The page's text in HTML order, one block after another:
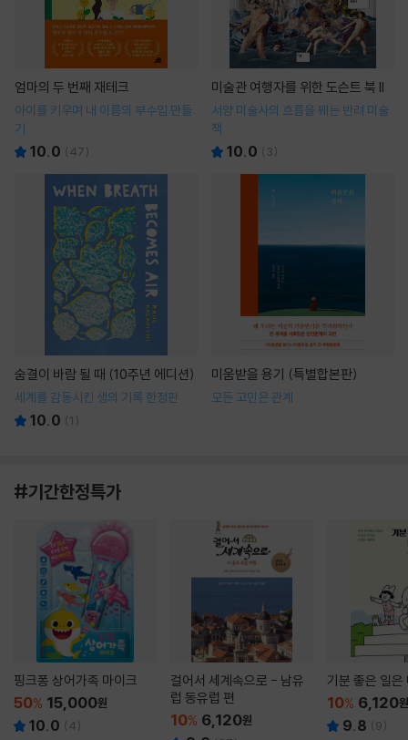
엄마의 두 번째 재테크
아이를 키우며 내 이름의 부수입 만들
기
10.0 (47)
미술관 여행자를 위한 도슨트 북 II
서양 미술사의 흐름을 꿰는 반려 미술
책
10.0 ( 3)
숨결이 바람 될 때 (10주년 에디션)
세계를 감동시킨 생의 기록 한정판
10.0 (1 )
미움받을 용기 (특별합본판)
모든 고민은 관계
#기간한정특가
핑크퐁 상어가족 마이크
50% 15,000원
10.0 (4)
걸어서 세계속으로 - 남유
럽 동유럽 편
10% 6,120원
기분 좋은 일은
10% 6,120원
9.8 (9)